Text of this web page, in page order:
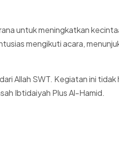
untuk meningkatkan
mengikuti acara,
Allah SWT. Kegiatan ini
Ibtidaiyah Plus Al-Hamid.